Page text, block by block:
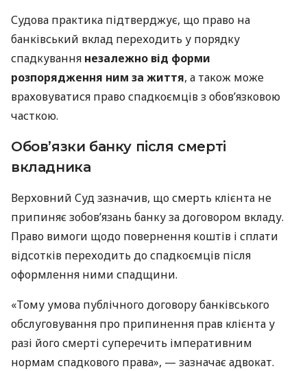
Судова практика підтверджує, що право на
банківський вклад переходить у порядку
спадкування незалежно від форми
розпорядження ним за життя, а також може
враховуватися право спадкоємців з обов’язковою
часткою.
Обов’язки банку після смерті
вкладника
Верховний Суд зазначив, що смерть клієнта не
припиняє зобов’язань банку за договором вкладу.
Право вимоги щодо повернення коштів і сплати
відсотків переходить до спадкоємців після
оформлення ними спадщини.
«Тому умова публічного договору банківського
обслуговування про припинення прав клієнта у
разі його смерті суперечить імперативним
нормам спадкового права», — зазначає адвокат.